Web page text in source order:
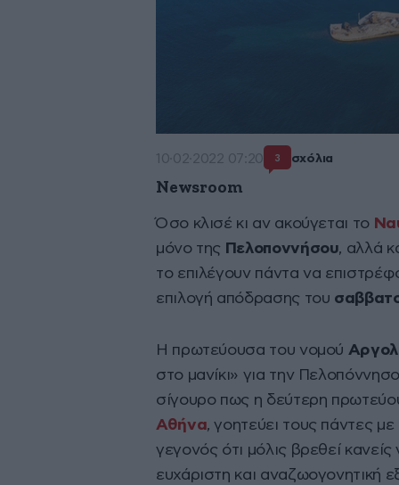
10·02·2022 07:20 3 σχόλια
Newsroom
Όσο κλισέ κι αν ακούγεται το
μόνο της Πελοποννήσου, αλλά
το επιλέγουν πάντα να
επιλογή απόδρασης του
Η πρωτεύουσα του νομού
στο μανίκι» για την
σίγουρο πως η δεύτερη
Αθήνα, γοητεύει τους πάντες με
γεγονός ότι μόλις βρεθεί
ευχάριστη και αναζωογονητική